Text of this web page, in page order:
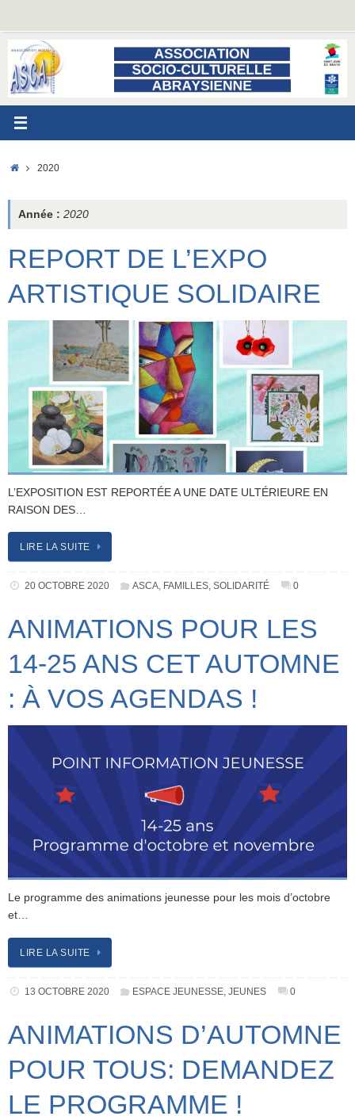
contenu
ACCUEIL
2020
Année : 2020
REPORT DE L’EXPO
ARTISTIQUE SOLIDAIRE
L’EXPOSITION EST REPORTÉE A UNE DATE ULTÉRIEURE EN
RAISON DES…
LIRE LA SUITE
20 OCTOBRE 2020 ASCA, FAMILLES,SOLIDARITÉ 0
ANIMATIONS POUR LES
14-25 ANS CET AUTOMNE
: À VOS AGENDAS !
Le programme des animations jeunesse pour les mois d’octobre
et…
LIRE LA SUITE
13 OCTOBRE 2020 ESPACE JEUNESSE ,JEUNES 0
ANIMATIONS D’AUTOMNE
POUR TOUS: DEMANDEZ
LE PROGRAMME !